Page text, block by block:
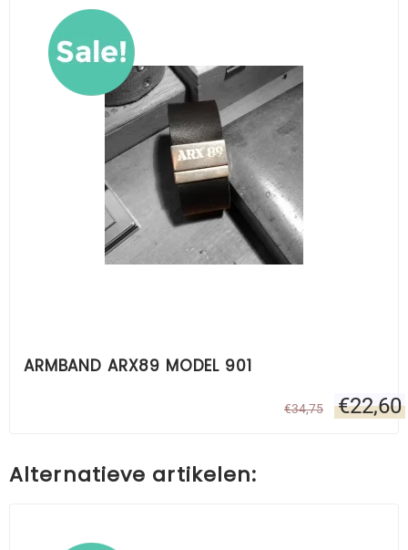
ARMBAND ARX89 MODEL 901
€34,75 €22,60
Alternatieve artikelen: